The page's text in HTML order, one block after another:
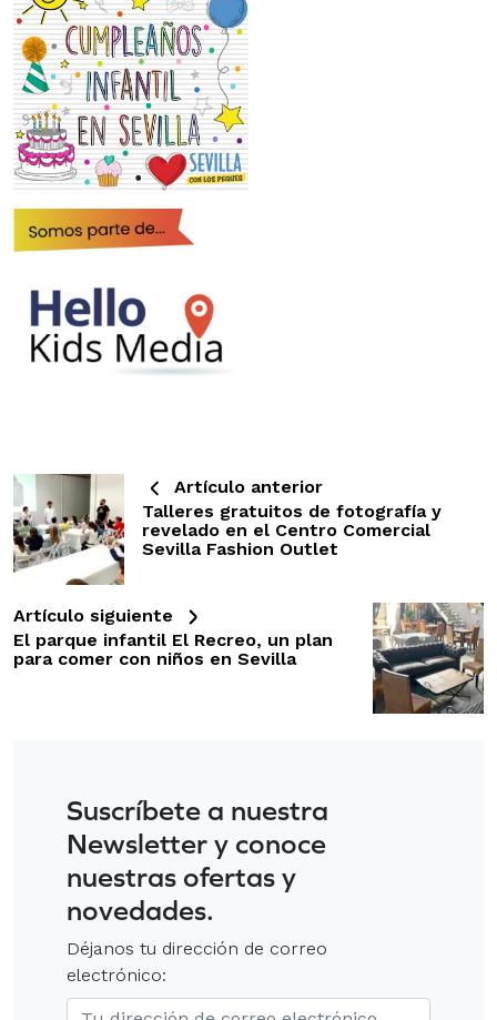
Artículo anterior
Talleres gratuitos de fotografía y
revelado en el Centro Comercial
Sevilla Fashion Outlet
Artículo siguiente
El parque infantil El Recreo, un plan
para comer con niños en Sevilla
Suscríbete a nuestra
Newsletter y conoce
nuestras ofertas y
novedades.
Déjanos tu dirección de correo
electrónico: